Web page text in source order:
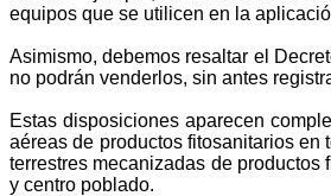
equipos que se utilicen en la
Asimismo, debemos resaltar el
no podrán venderlos, sin antes
Estas disposiciones aparecen
aéreas de productos fitosanitarios
terrestres mecanizadas de
y centro poblado.